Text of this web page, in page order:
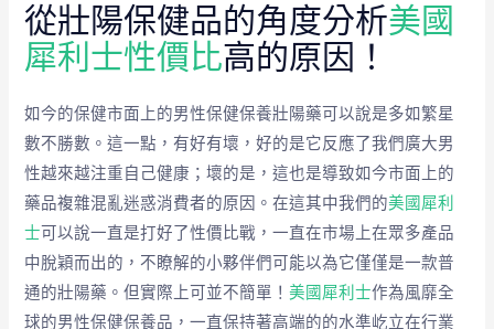
從壯陽保健品的角度分析美國
犀利士性價比高的原因！
如今的保健市面上的男性保健保養壯陽藥可以說是多如繁星
數不勝數。這一點，有好有壞，好的是它反應了我們廣大男
性越來越注重自己健康；壞的是，這也是導致如今市面上的
藥品複雜混亂迷惑消費者的原因。在這其中我們的美國犀利
士可以說一直是打好了性價比戰，一直在市場上在眾多產品
中脫穎而出的，不瞭解的小夥伴們可能以為它僅僅是一款普
通的壯陽藥。但實際上可並不簡單！美國犀利士作為風靡全
球的男性保健保養品，一直保持著高端的的水準屹立在行業